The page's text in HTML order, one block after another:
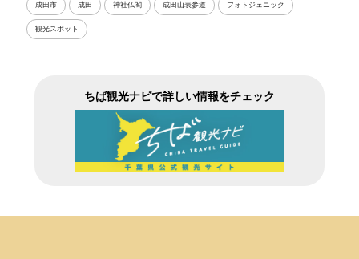
成田市 成田 神社仏閣 成田山表参道 フォトジェニック
観光スポット
ちば観光ナビで詳しい情報をチェック